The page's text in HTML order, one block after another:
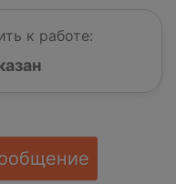
к работе: